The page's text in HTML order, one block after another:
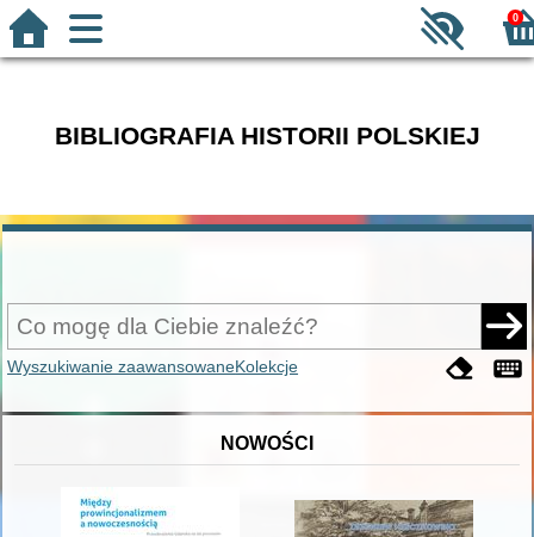
0
BIBLIOGRAFIA HISTORII POLSKIEJ
Wyszukiwanie zaawansowaneKolekcje
NOWOŚCI